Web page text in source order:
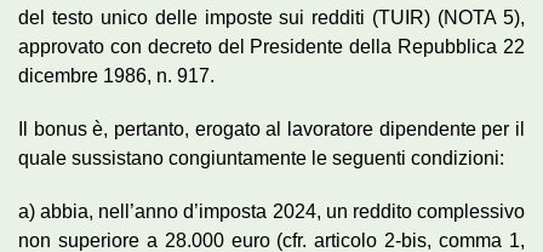
del testo unico delle imposte sui redditi (TUIR) (NOTA 5),
approvato con decreto del Presidente della Repubblica 22
dicembre 1986, n. 917.
Il bonus è, pertanto, erogato al lavoratore dipendente per il
quale sussistano congiuntamente le seguenti condizioni:
a) abbia, nell’anno d’imposta 2024, un reddito complessivo
non superiore a 28.000 euro (cfr. articolo 2-bis, comma 1,